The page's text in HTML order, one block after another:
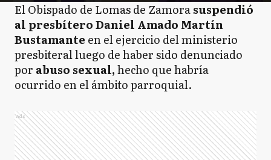
El Obispado de Lomas de Zamorasuspendió
al presbítero Daniel Amado Martín
Bustamante en el ejercicio del ministerio
presbiteral luego de haber sido denunciado
por abuso sexual,hecho que habría
ocurrido en el ámbito parroquial.
Ads